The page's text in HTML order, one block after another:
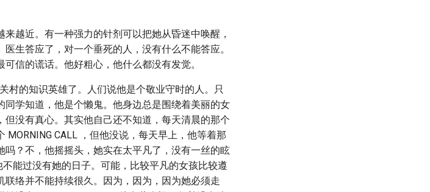
越近。有一种强力的针剂可以把她从昏迷中唤醒，
生答应了，对一个垂死的人，没有什么不能答应。
信的谎话。他好粗心，他什么都没有发觉。
村的知识英雄了。人们说他是个敬业守时的人。只
学知道，他是个懒鬼。他身边总是围绕着美丽的女
没有真心。其实他自己还不知道，每天清晨的那个
CALL ，但他没说，每天早上，他等着那
？不，他摇摇头，她实在太平凡了，没有一丝的眩
能过没有她的日子。可能，比较平凡的女孩比较遵
络并不能持续很久。因为，因为，因为她必须走